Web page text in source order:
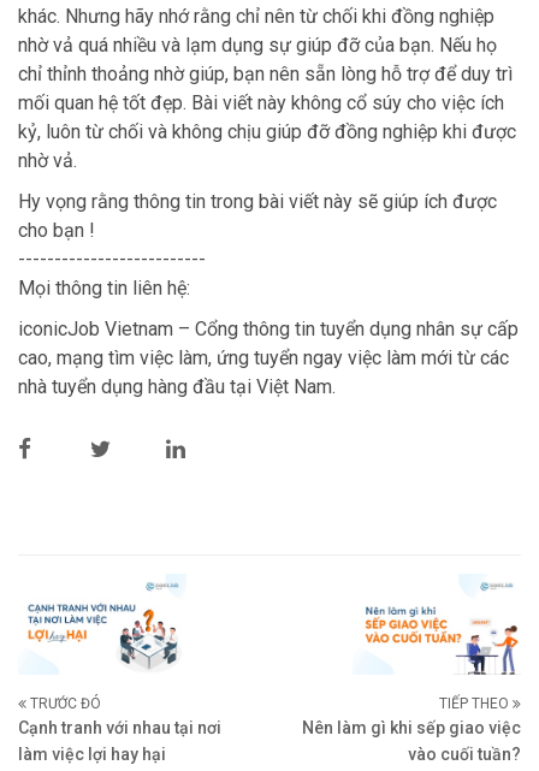
khác. Nhưng hãy nhớ rằng chỉ nên từ chối khi đồng nghiệp
nhờ vả quá nhiều và lạm dụng sự giúp đỡ của bạn. Nếu họ
chỉ thỉnh thoảng nhờ giúp, bạn nên sẵn lòng hỗ trợ để duy trì
mối quan hệ tốt đẹp. Bài viết này không cổ súy cho việc ích
kỷ, luôn từ chối và không chịu giúp đỡ đồng nghiệp khi được
nhờ vả.
Hy vọng rằng thông tin trong bài viết này sẽ giúp ích được
cho bạn !
--------------------------
Mọi thông tin liên hệ:
iconicJob Vietnam – Cổng thông tin tuyển dụng nhân sự cấp
cao, mạng tìm việc làm, ứng tuyển ngay việc làm mới từ các
nhà tuyển dụng hàng đầu tại Việt Nam.
TRƯỚC ĐÓ
Cạnh tranh với nhau tại nơi
làm việc lợi hay hại
TIẾP THEO
Nên làm gì khi sếp giao việc
vào cuối tuần?